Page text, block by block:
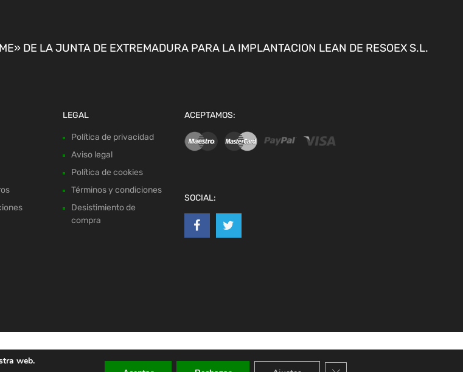
DE LA JUNTA DE EXTREMADURA PARA LA IMPLANTACION LEAN DE RESOEX S.L.
LEGAL
Política de privacidad
Aviso legal
Política de cookies
Términos y condiciones
Desistimiento de
compra
ACEPTAMOS:
SOCIAL:
web.
Cerrar el banner de cookies RGPD